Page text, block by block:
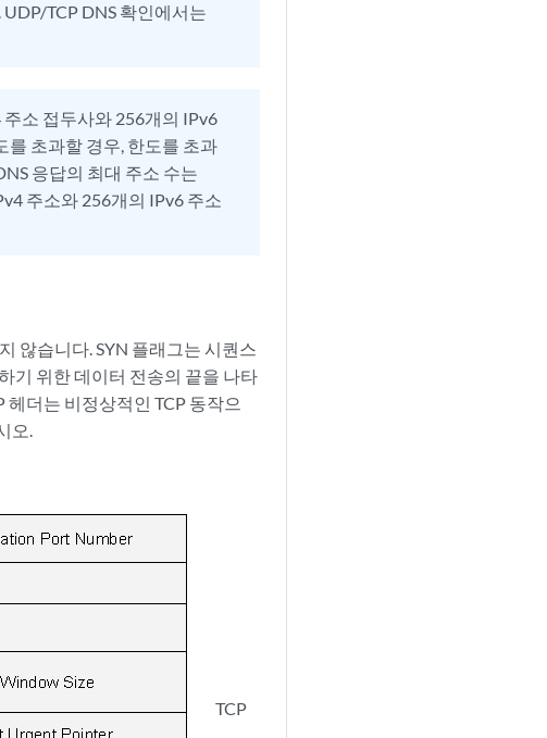
TCP DNS 확인에서는
소 접두사와 256개의 IPv6
를 초과할 경우, 한도를 초과
응답의 최대 주소 수는
주소와 256개의 IPv6 주소
않습니다. SYN 플래그는 시퀀스
기 위한 데이터 전송의 끝을 나타
헤더는 비정상적인 TCP 동작으
오.
TCP